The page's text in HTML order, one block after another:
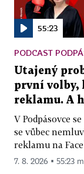
55:23
PODCAST
Utajený
první
reklamu. A
V Podpásovce
se vůbec
reklamu na
7. 8. 2026 ▪ 55:23